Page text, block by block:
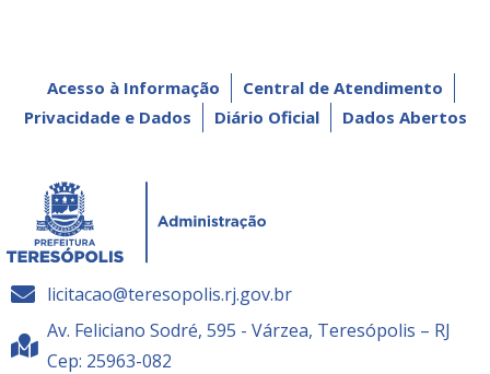
Acesso à Informação
Central de Atendimento
Privacidade e Dados
Diário Oficial Dados Abertos
licitacao@teresopolis.rj.gov.br
Av. Feliciano Sodré, 595 - Várzea, Teresópolis – RJ
Cep: 25963-082